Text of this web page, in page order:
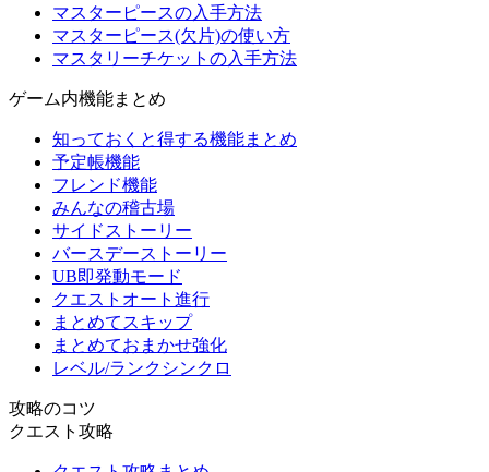
マスターピースの入手方法
マスターピース(欠片)の使い方
マスタリーチケットの入手方法
ゲーム内機能まとめ
知っておくと得する機能まとめ
予定帳機能
フレンド機能
みんなの稽古場
サイドストーリー
バースデーストーリー
UB即発動モード
クエストオート進行
まとめてスキップ
まとめておまかせ強化
レベル/ランクシンクロ
攻略のコツ
クエスト攻略